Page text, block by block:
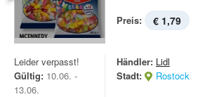
Preis: € 1,79
Leider verpasst!
Gültig: 10.06. -
13.06.
Händler: Lidl
Stadt:
Rostock